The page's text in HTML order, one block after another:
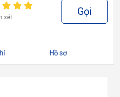
xét Gọi
Hồ sơ